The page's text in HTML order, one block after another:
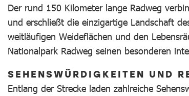
Der rund 150 Kilometer lange Radweg
und erschließt die einzigartige Landschaft
weitläufigen Weideflächen und den
Nationalpark Radweg seinen besonderen
SEHENSWÜRDIGKEITEN UND
Entlang der Strecke laden zahlreiche